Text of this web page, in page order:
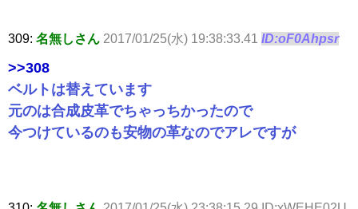
309: 名無しさん 2017/01/25(水) 19:38:33.41 ID:oF0Ahpsr
>>308
ベルトは替えています
元のは合成皮革でちゃっちかったので
今つけているのも安物の革なのでアレですが